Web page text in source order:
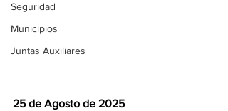
Seguridad
Municipios
Juntas Auxiliares
25 de Agosto de 2025